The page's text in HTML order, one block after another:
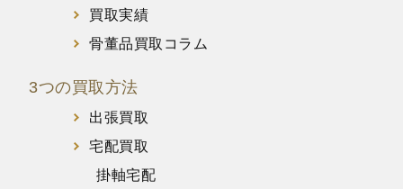
買取実績
骨董品買取コラム
3つの買取方法
出張買取
宅配買取
掛軸宅配